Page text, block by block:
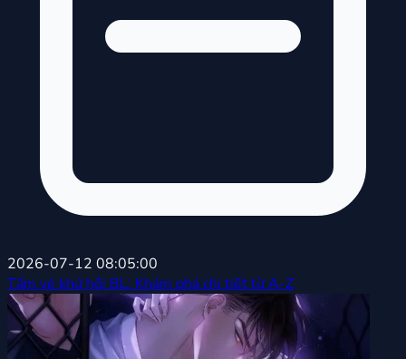
2026-07-12 08:05:00
Tấm vé khứ hồi BL: Khám phá chi tiết từ A-Z